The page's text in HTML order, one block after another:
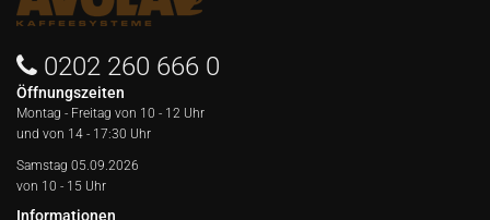
0202 260 666 0
Öffnungszeiten
Montag - Freitag von 10 - 12 Uhr
und von 14 - 17:30 Uhr
Samstag 05.09.2026
von 10 - 15 Uhr
Informationen